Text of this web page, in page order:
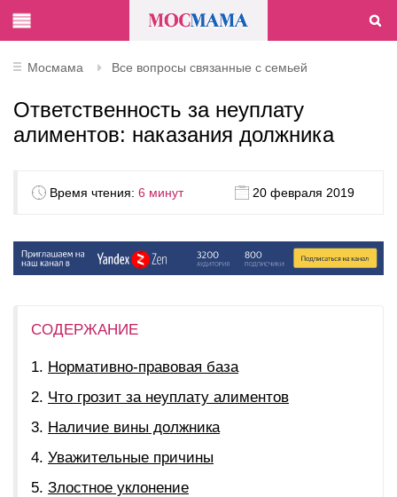
Мосмама Все вопросы связанные с семьей
Ответственность за неуплату
алиментов: наказания должника
Время чтения: 6 минут 20 февраля 2019
СОДЕРЖАНИЕ
Нормативно-правовая база
Что грозит за неуплату алиментов
Наличие вины должника
Уважительные причины
Злостное уклонение